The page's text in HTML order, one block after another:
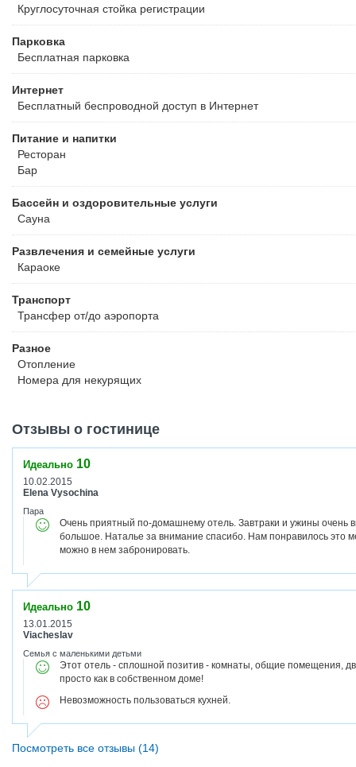
Круглосуточная стойка регистрации
Парковка
Бесплатная парковка
Интернет
Бесплатный беспроводной доступ в Интернет
Питание и напитки
Ресторан
Бар
Бассейн и оздоровительные услуги
Сауна
Развлечения и семейные услуги
Караоке
Транспорт
Трансфер от/до аэропорта
Разное
Отопление
Номера для некурящих
Отзывы о гостинице
Идеально 10
10.02.2015
Elena Vysochina
Пара
Очень приятный по-домашнему отель. Завтраки и ужины очень
большое. Наталье за внимание спасибо. Нам понравилось это
можно в нем забронировать.
Идеально 10
13.01.2015
Viacheslav
Семья с маленькими детьми
Этот отель - сплошной позитив - комнаты, общие помещения,
просто как в собственном доме!
Невозможность пользоваться кухней.
Посмотреть все отзывы (14)